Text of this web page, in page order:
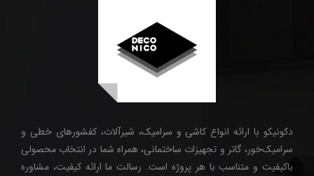
دکونیکو با ارائه انواع کاشی و سرامیک، شیرآلات، کفشورهای خطی و
سرامیک‌خور، گاتر و تجهیزات ساختمانی، همراه شما در انتخاب محصولی
باکیفیت و متناسب با هر پروژه است. رسالت ما ارائه کیفیت، مشاوره